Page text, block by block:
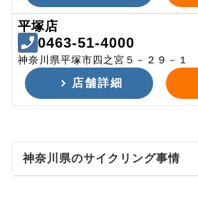
平塚店
0463-51-4000
神奈川県平塚市四之宮５－２９－１
店舗詳細
神奈川県のサイクリング事情